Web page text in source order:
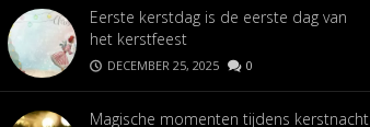
Eerste kerstdag is de eerste dag van
het kerstfeest
DECEMBER 25, 2025 0
Magische momenten tijdens kerstnacht